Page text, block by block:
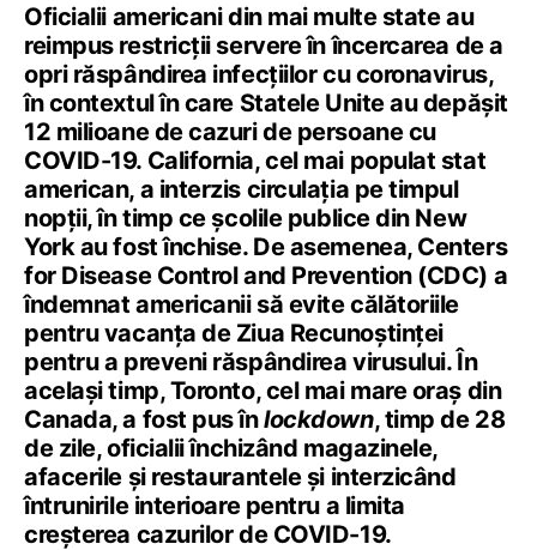
Oficialii americani din mai multe state au
reimpus restricții servere în încercarea de a
opri răspândirea infecțiilor cu coronavirus,
în contextul în care Statele Unite au depășit
12 milioane de cazuri de persoane cu
COVID-19. California, cel mai populat stat
american, a interzis circulația pe timpul
nopții, în timp ce școlile publice din New
York au fost închise. De asemenea, Centers
for Disease Control and Prevention (CDC) a
îndemnat americanii să evite călătoriile
pentru vacanța de Ziua Recunoștinței
pentru a preveni răspândirea virusului. În
același timp, Toronto, cel mai mare oraș din
Canada, a fost pus înlockdown, timp de 28
de zile, oficialii închizând magazinele,
afacerile și restaurantele și interzicând
întrunirile interioare pentru a limita
creșterea cazurilor de COVID-19.